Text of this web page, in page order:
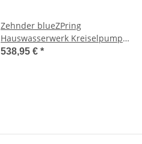
Zehnder blueZPring
Hauswasserwerk Kreiselpumpe
CPS 15-4 MB KIT 02
538,95 € *